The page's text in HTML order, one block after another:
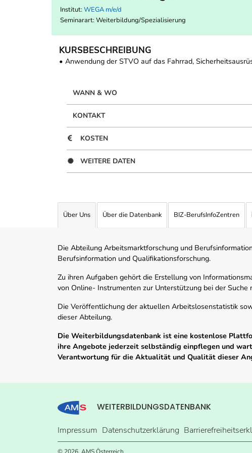
Institut: WEGA m/e/d
Seminarart: Weiterbildung/Spezialisierung
KURSBESCHREIBUNG
• Anwendung der STVO auf das Fahrrad,
WANN & WO
KONTAKT
KOSTEN
WEITERE DATEN
Über Uns Über die Datenbank BIZ-BerufsInfoZentren
Die Abteilung Arbeitsmarktforschung und
Berufsinformation und Qualifikationsforschung.
Zu ihren Aufgaben gehört die Erstellung von
von Online- Instrumenten zur Unterstützung bei der
Die Veröffentlichung der aktuellen Arbeitslosenstatistik
dieser Abteilung.
Die Weiterbildungsdatenbank ist eine kostenlose
ihre Angebote jederzeit selbständig einpflegen und
Verantwortung für die Aktualität und Qualität dieser
WEITERBILDUNGSDATENBANK
Impressum Datenschutzerklärung